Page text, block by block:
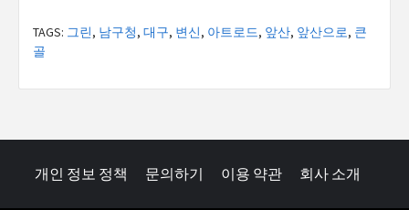
TAGS: 그린, 남구청, 대구, 변신, 아트로드, 앞산, 앞산으로, 큰
골
개인 정보 정책 문의하기 이용 약관 회사 소개